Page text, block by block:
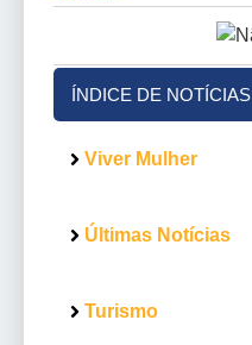
ÍNDICE DE NOTÍCIAS
Viver Mulher
Últimas Notícias
Turismo